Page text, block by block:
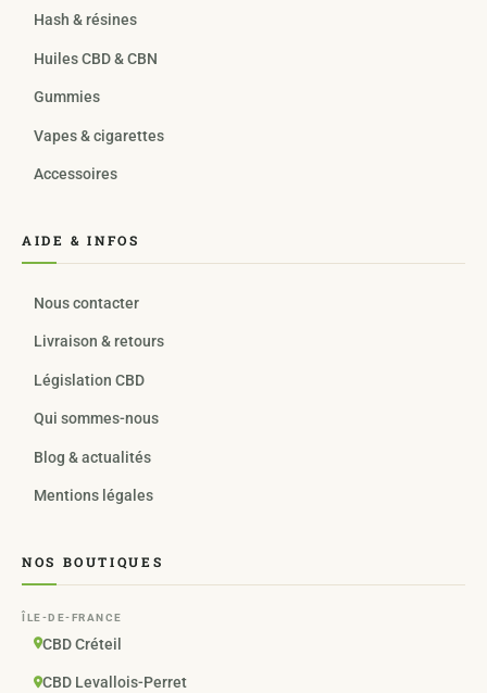
Hash & résines
Huiles CBD & CBN
Gummies
Vapes & cigarettes
Accessoires
AIDE & INFOS
Nous contacter
Livraison & retours
Législation CBD
Qui sommes-nous
Blog & actualités
Mentions légales
NOS BOUTIQUES
ÎLE-DE-FRANCE
CBD Créteil
CBD Levallois-Perret